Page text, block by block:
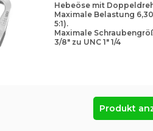
Hebeöse mit
Maximale Belastung
5:1).
Maximale
3/8″ zu UNC 1″ 1/4
Produkt